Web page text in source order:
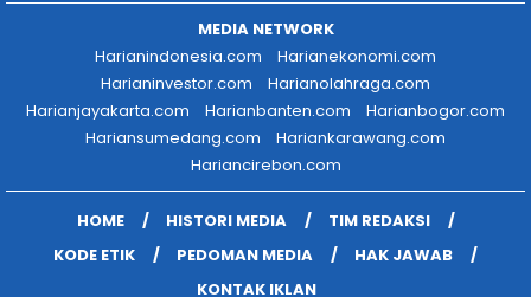
MEDIA NETWORK
Harianindonesia.com
Harianekonomi.com
Harianinvestor.com
Harianolahraga.com
Harianjayakarta.com
Harianbanten.com
Harianbogor.com
Hariansumedang.com
Hariankarawang.com
Hariancirebon.com
HOME HISTORI MEDIA
TIM REDAKSI
KODE ETIK
PEDOMAN MEDIA
HAK JAWAB
KONTAK IKLAN